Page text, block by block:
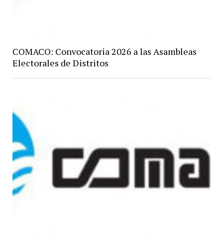
COMACO: Convocatoria 2026 a las Asambleas
Electorales de Distritos